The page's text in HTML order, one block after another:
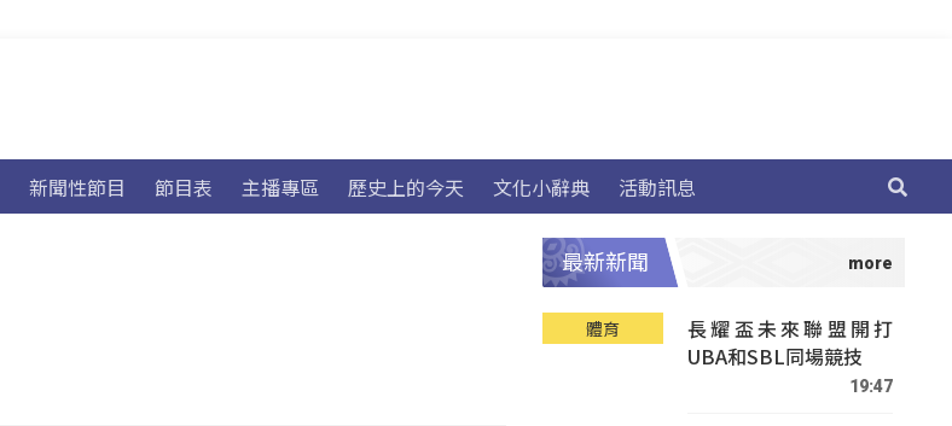
新聞性節目 節目表 主播專區 歷史上的今天 文化小辭典 活動訊息
最新新聞
體育
長耀盃未來聯盟開打
UBA和SBL同場競技
19:47